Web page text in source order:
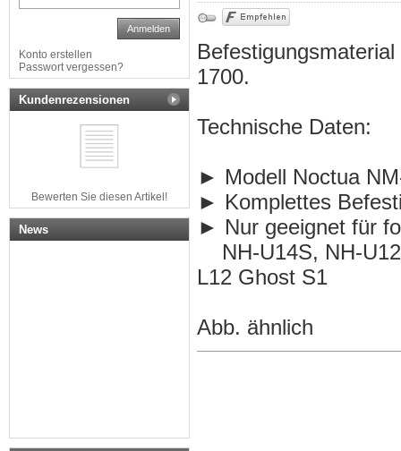
1700.
Technische Daten:
► Modell Noctua
► Komplettes
► Nur geeignet für
NH-U14S, NH-
L12 Ghost S1
Abb. ähnlich
Anmelden
Konto erstellen
Passwort vergessen?
Kundenrezensionen
Bewerten Sie diesen Artikel!
News